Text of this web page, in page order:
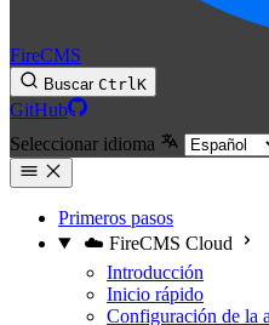
FireCMS
Buscar CtrlK
GitHub
Seleccionar idioma
Primeros pasos
☁️ FireCMS Cloud
Introducción
Inicio rápido
Configuración de la